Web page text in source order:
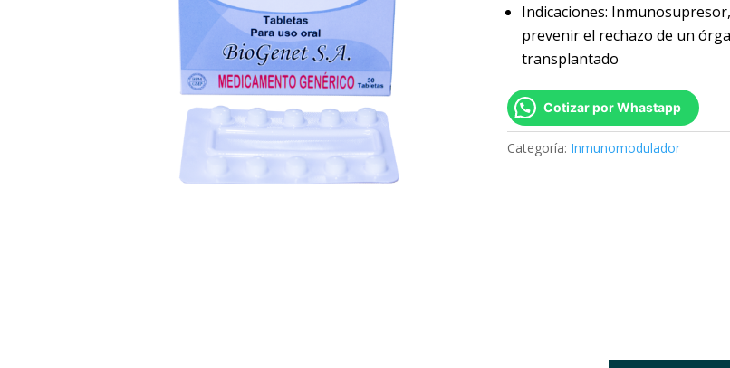
Indicaciones:
prevenir el rechazo de un
transplantado
Cotizar por Whastapp
Categoría: Inmunomodulador